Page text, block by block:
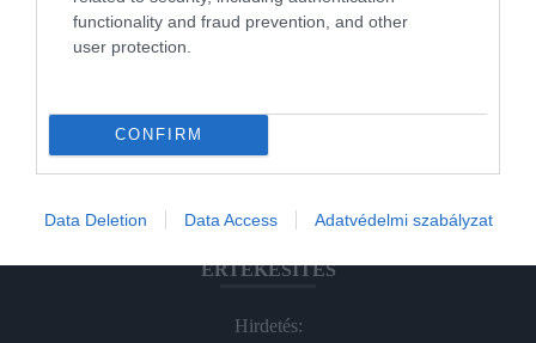
functionality and fraud prevention, and other
user protection.
CONFIRM
Data Deletion Data Access Adatvédelmi szabályzat
ÉRTÉKESÍTÉS
Hirdetés: